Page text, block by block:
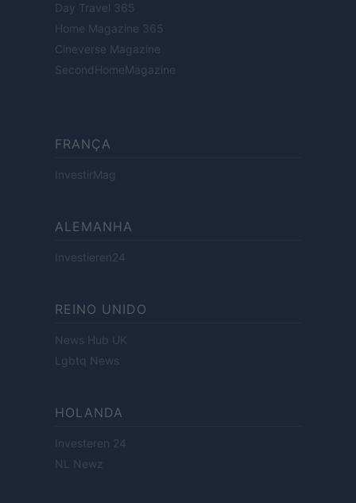
Day Travel 365
Home Magazine 365
Cineverse Magazine
SecondHomeMagazine
FRANÇA
InvestirMag
ALEMANHA
Investieren24
REINO UNIDO
News Hub UK
Lgbtq News
HOLANDA
Investeren 24
NL Newz